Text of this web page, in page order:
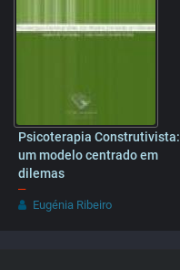
Psicoterapia Construtivista:
um modelo centrado em
dilemas
–
Eugénia Ribeiro